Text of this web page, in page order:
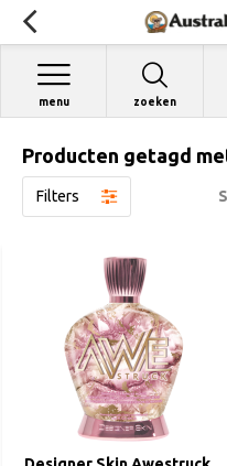
zoeken
menu
Producten getagd
Filters